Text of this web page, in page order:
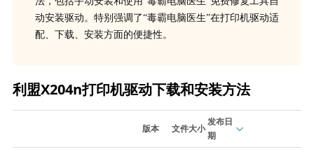
动安装驱动。特别强调了“毒霸电脑医生”在打印机驱动适
配、下载、安装方面的便捷性。
利盟X204n打印机驱动下载和安装方法
版本 文件大小
发布日
期